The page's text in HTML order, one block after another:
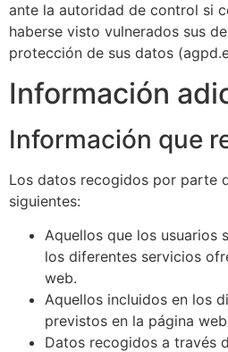
ante la autoridad de control si
haberse visto vulnerados sus
protección de sus datos
Información
Información que
Los datos recogidos por parte
siguientes:
Aquellos que los usuarios
los diferentes servicios
web.
Aquellos incluidos en los
previstos en la página
Datos recogidos a través